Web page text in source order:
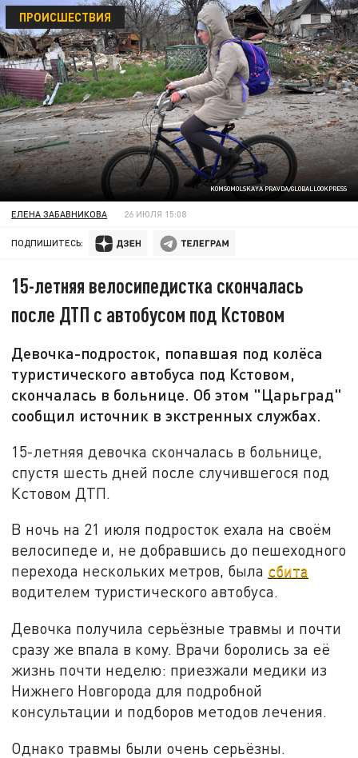
KOMSOMOLSKAYA PRAVDA/GLOBALLOOKPRESS
ПРОИСШЕСТВИЯ
ЕЛЕНА ЗАБАВНИКОВА 26 ИЮЛЯ 15:08
ПОДПИШИТЕСЬ:
15-летняя велосипедистка скончалась
после ДТП с автобусом под Кстовом
Девочка-подросток, попавшая под колёса
туристического автобуса под Кстовом,
скончалась в больнице. Об этом "Царьград"
сообщил источник в экстренных службах.
15-летняя девочка скончалась в больнице,
спустя шесть дней после случившегося под
Кстовом ДТП.
В ночь на 21 июля подросток ехала на своём
велосипеде и, не добравшись до пешеходного
перехода нескольких метров, была сбита
водителем туристического автобуса.
Девочка получила серьёзные травмы и почти
сразу же впала в кому. Врачи боролись за её
жизнь почти неделю: приезжали медики из
Нижнего Новгорода для подробной
консультации и подборов методов лечения.
Однако травмы были очень серьёзны.